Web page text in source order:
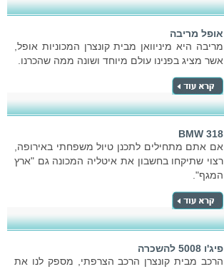
אופל מריבה
מריבה היא מיניוואן מבית קונצרן המכוניות אופל,
אשר מציג בפנינו עולם מיוחד ושונה ממה שהכרנו.
BMW 318
אם אתם מתחילים לתכנן טיול משפחתי באירופה,
רצוי שתיקחו בחשבון את איטליה המכונה גם "ארץ
המגף".
פיג'ו 5008 להשכרה
הרכב מבית קונצרן הרכב הצרפתי, מספק לנו את